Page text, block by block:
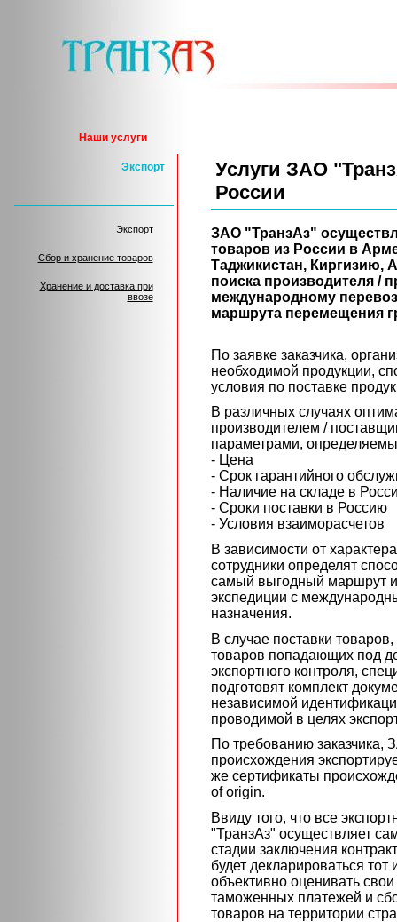
Наши услуги
Экспорт
Экспорт
Сбор и хранение товаров
Хранение и доставка при
ввозе
Услуги ЗАО
России
ЗАО "ТранзАз"
товаров из России в
Таджикистан, Киргизию,
поиска производителя /
международному
маршрута перемещения
По заявке заказчика,
необходимой продукции,
условия по поставке
В различных случаях
производителем /
параметрами,
- Цена
- Срок гарантийного
- Наличие на складе в
- Сроки поставки в Россию
- Условия взаиморасчетов
В зависимости от
сотрудники определят
самый выгодный маршрут и
экспедиции с
назначения.
В случае поставки
товаров попадающих под
экспортного контроля,
подготовят комплект
независимой
проводимой в целях
По требованию
происхождения
же сертификаты
of origin.
Ввиду того, что все
"ТранзАз" осуществляет
стадии заключения
будет декларироваться
объективно оценивать
таможенных платежей и
товаров на территории